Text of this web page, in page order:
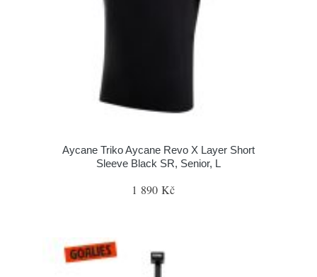
Aycane Triko Aycane Revo X Layer Short
Sleeve Black SR, Senior, L
1 890 Kč